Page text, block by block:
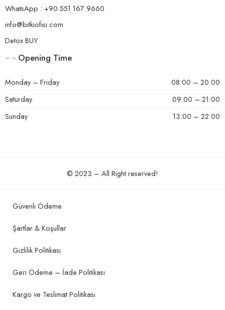
WhatsApp : +90 551 167 9660
info@bitkiofisi.com
Detox BUY
Opening Time
Monday – Friday
08:00 – 20:00
Saturday
09:00 – 21:00
Sunday
13:00 – 22:00
© 2023 – All Right reserved!
Güvenli Ödeme
Şartlar & Koşullar
Gizlilik Politikası
Geri Ödeme – İade Politikası
Kargo ve Teslimat Politikası